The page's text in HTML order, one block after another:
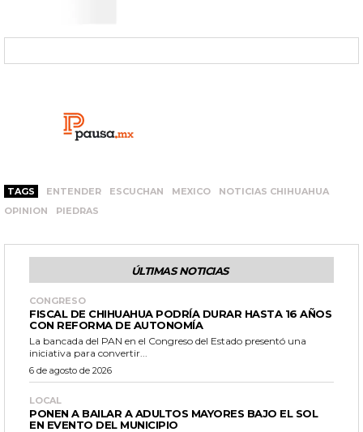
TAGS ENTENDER ESCUCHAN MEXICO
NOTICIAS CHIHUAHUA
OPINION
PIEDRAS
ÚLTIMAS NOTICIAS
CONGRESO
FISCAL DE CHIHUAHUA PODRÍA DURAR HASTA 16 AÑOS
CON REFORMA DE AUTONOMÍA
La bancada del PAN en el Congreso del Estado presentó una
iniciativa para convertir...
6 de agosto de 2026
LOCAL
PONEN A BAILAR A ADULTOS MAYORES BAJO EL SOL
EN EVENTO DEL MUNICIPIO